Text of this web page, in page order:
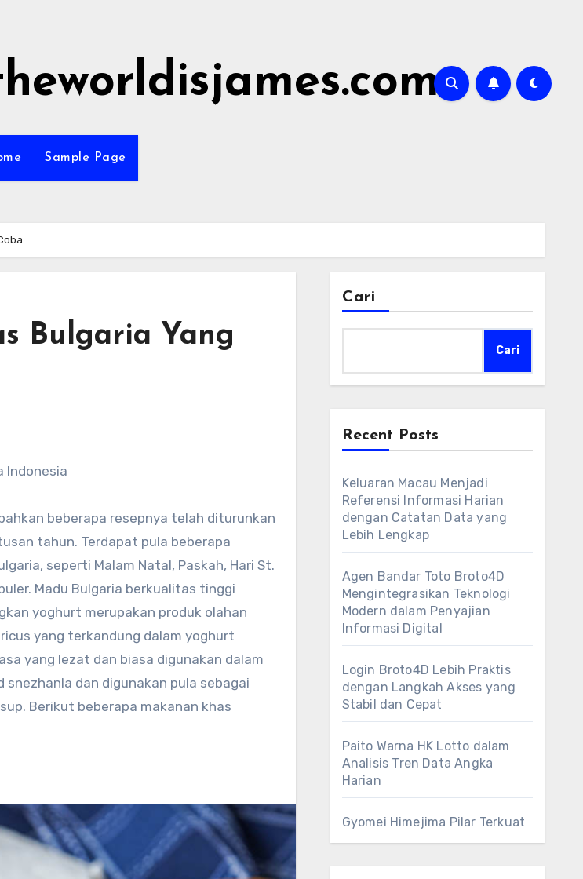
Sample Page
Bulgaria Yang
beberapa resepnya telah diturunkan
tahun. Terdapat pula beberapa
seperti Malam Natal, Paskah, Hari St.
Madu Bulgaria berkualitas tinggi
yoghurt merupakan produk olahan
yang terkandung dalam yoghurt
yang lezat dan biasa digunakan dalam
dan digunakan pula sebagai
Berikut beberapa makanan khas
Cari
Cari
Recent Posts
Keluaran Macau Menjadi
Referensi Informasi Harian
dengan Catatan Data yang
Lebih Lengkap
Agen Bandar Toto Broto4D
Mengintegrasikan Teknologi
Modern dalam Penyajian
Informasi Digital
Login Broto4D Lebih Praktis
dengan Langkah Akses yang
Stabil dan Cepat
Paito Warna HK Lotto dalam
Analisis Tren Data Angka
Harian
Gyomei Himejima Pilar Terkuat